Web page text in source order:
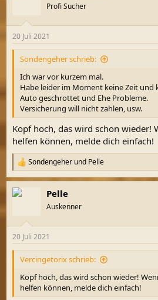
e
n
Profi Sucher
20 Juli 2021
Sondengeher schrieb:
Ich war vor kurzem mal.
Habe leider im Moment keine Zeit und
Auto geschrottet und Ehe Probleme.
Versicherung will nicht zahlen, usw.
Kopf hoch, das wird schon wieder!
helfen können, melde dich einfach!
R
e
a
k
e
n
Sondengeher und Pelle
Pelle
Auskenner
20 Juli 2021
Vercingetorix schrieb:
Kopf hoch, das wird schon wieder!
helfen können, melde dich einfach!